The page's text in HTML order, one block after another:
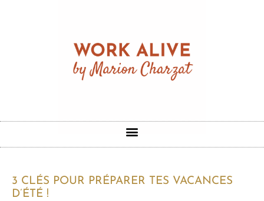
3 CLÉS POUR PRÉPARER TES VACANCES
D’ÉTÉ !